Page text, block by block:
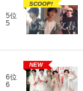
5位
5
SCOOP!
6位
6
NEW